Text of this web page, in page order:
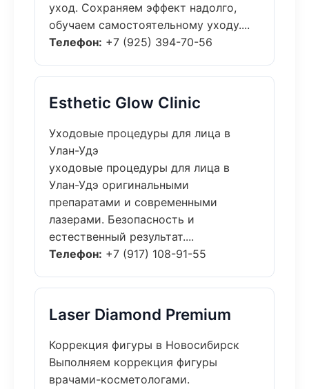
уход. Сохраняем эффект надолго,
обучаем самостоятельному уходу....
Телефон: +7 (925) 394-70-56
Esthetic Glow Clinic
Уходовые процедуры для лица в
Улан-Удэ
уходовые процедуры для лица в
Улан-Удэ оригинальными
препаратами и современными
лазерами. Безопасность и
естественный результат....
Телефон: +7 (917) 108-91-55
Laser Diamond Premium
Коррекция фигуры в Новосибирск
Выполняем коррекция фигуры
врачами-косметологами.